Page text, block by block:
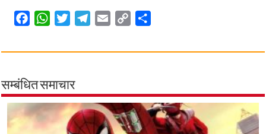
c
b
o
o
W
a
s
A
p
p
i
t
e
r
l
r
a
m
a
p
i
n
k
a
सम्बंधित समाचार